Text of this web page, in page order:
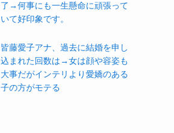
了→何事にも一生懸命に頑張って
いて好印象です。
皆藤愛子アナ、過去に結婚を申し
込まれた回数は→女は顔や容姿も
大事だがインテリより愛嬌のある
子の方がモテる